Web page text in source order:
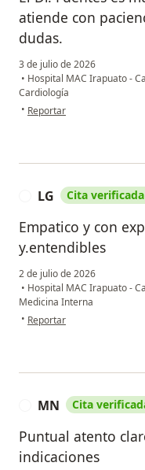
atiende con
dudas.
3 de julio de 2026
• Hospital MAC Irapuato -
Cardiología
• en opinión del usuario
Reportar
LG Cita verificada
Empatico y con
y.entendibles
2 de julio de 2026
• Hospital MAC Irapuato -
Medicina Interna
• en opinión del usuario LG
Reportar
MN Cita
Puntual atento
indicaciones